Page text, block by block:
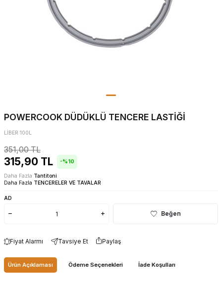
POWERCOOK DÜDÜKLÜ TENCERE LASTİĞİ
LİBER 100L
351,00TL
315,90 TL -%10
Daha Fazla Tantitoni
Daha Fazla TENCERELER VE TAVALAR
AD
Beğen
Fiyat Alarmı Tavsiye Et Paylaş
Ürün Açıklaması Ödeme Seçenekleri İade Koşulları